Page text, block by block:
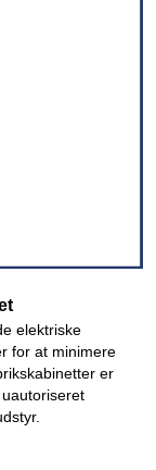
elektriske
for at minimere
er